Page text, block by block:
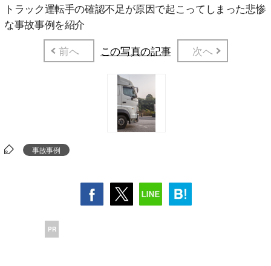
トラック運転手の確認不足が原因で起こってしまった悲惨
な事故事例を紹介
前へ
この写真の記事 次へ
事故事例
PR